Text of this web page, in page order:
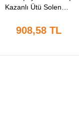
Kazanlı Ütü Solenoid
908,58 TL